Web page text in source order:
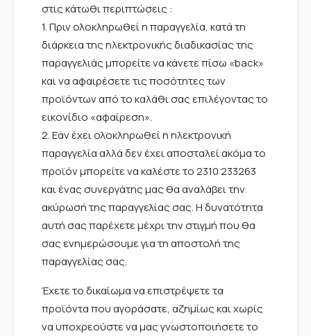
στις κάτωθι περιπτώσεις :
1. Πριν ολοκληρωθεί η παραγγελία, κατά τη
διάρκεια της ηλεκτρονικής διαδικασίας της
παραγγελιάς μπορείτε να κάνετε πίσω «back»
και να αφαιρέσετε τις ποσότητες των
προϊόντων από το καλάθι σας επιλέγοντας το
εικονίδιο «αφαίρεση».
2. Εάν έχει ολοκληρωθεί η ηλεκτρονική
παραγγελία αλλά δεν έχει αποσταλεί ακόμα το
προϊόν μπορείτε να καλέστε το 2310 233263
και ένας συνεργάτης μας θα αναλάβει την
ακύρωσή της παραγγελίας σας. H δυνατότητα
αυτή σας παρέχετε μέχρι την στιγμή που θα
σας ενημερώσουμε για τη αποστολή της
παραγγελίας σας.
Έχετε το δικαίωμα να επιστρέψετε τα
προϊόντα που αγοράσατε, αζημίως και χωρίς
να υποχρεούστε να μας γνωστοποιήσετε το